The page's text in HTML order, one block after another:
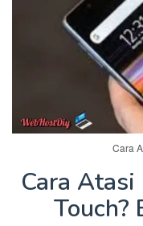
Cara
Cara Atasi
Touch?